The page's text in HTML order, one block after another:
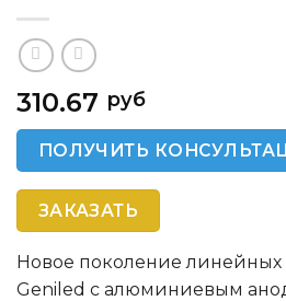
310.67 руб
ПОЛУЧИТЬ
ЗАКАЗАТЬ
Новое поколение линейных
Geniled с алюминиевым